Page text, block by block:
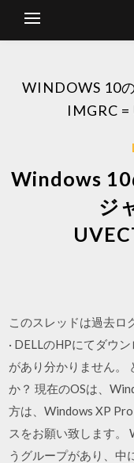
WINDOWS 10
IMGRC =
Windows
ジ
このスレッドは過去ロ
· DELLのHPにてダウ
があり分かりません。
か？ 現在のOSは、
方は、Windows XP
スをお願い致します。
うグループがあり、中